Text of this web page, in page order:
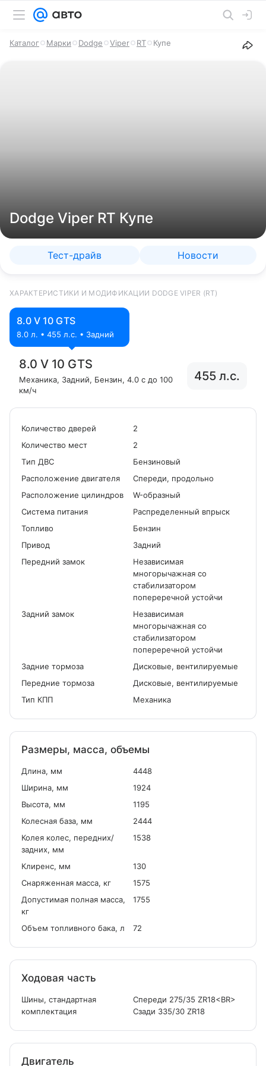
Каталог Марки Dodge Viper RT Купе
Dodge Viper RT Купе
Тест-драйв Новости
ХАРАКТЕРИСТИКИ И МОДИФИКАЦИИ DODGE VIPER (RT)
8.0 V 10 GTS
8.0 л. • 455 л.с. • Задний
8.0 V 10 GTS
Механика, Задний, Бензин, 4.0 с до 100
км/ч
455 л.с.
Количество дверей
2
Количество мест
2
Tип ДВС
Бензиновый
Расположение двигателя
Спереди, продольно
Расположение цилиндров
W-образный
Система питания
Распределенный впрыск
Топливо
Бензин
Привод
Задний
Передний замок
Независимая
многорычажная со
стабилизатором
попереречной устойчи
Задний замок
Независимая
многорычажная со
стабилизатором
попереречной устойчи
Задние тормоза
Дисковые, вентилируемые
Передние тормоза
Дисковые, вентилируемые
Тип КПП
Механика
Размеры, масса, объемы
Длина, мм
4448
Ширина, мм
1924
Высота, мм
1195
Колесная база, мм
2444
Колея колес, передних/
задних, мм
1538
Клиренс, мм
130
Снаряженная масса, кг
1575
Допустимая полная масса,
кг
1755
Объем топливного бака, л 72
Ходовая часть
Шины, стандартная
комплектация
Спереди 275/35 ZR18<BR>
Сзади 335/30 ZR18
Двигатель